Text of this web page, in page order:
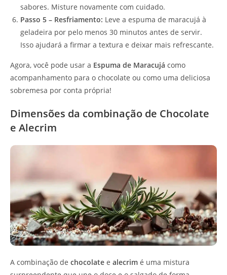
sabores. Misture novamente com cuidado.
Passo 5 – Resfriamento: Leve a espuma de maracujá à
geladeira por pelo menos 30 minutos antes de servir.
Isso ajudará a firmar a textura e deixar mais refrescante.
Agora, você pode usar a Espuma de Maracujá como
acompanhamento para o chocolate ou como uma deliciosa
sobremesa por conta própria!
Dimensões da combinação de Chocolate
e Alecrim
A combinação de chocolate e alecrim é uma mistura